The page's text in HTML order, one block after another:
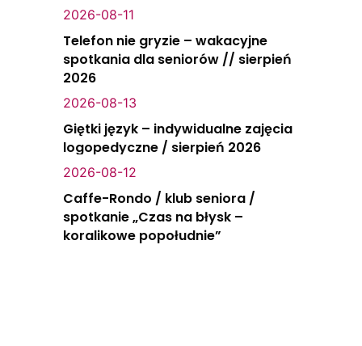
2026-08-11
Telefon nie gryzie – wakacyjne
spotkania dla seniorów // sierpień
2026
2026-08-13
Giętki język – indywidualne zajęcia
logopedyczne / sierpień 2026
2026-08-12
Caffe-Rondo / klub seniora /
spotkanie „Czas na błysk –
koralikowe popołudnie”